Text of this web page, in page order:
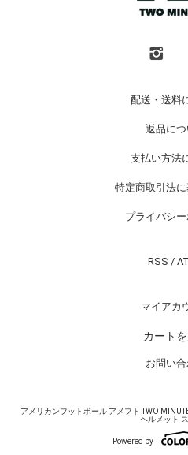
配送・送料
返品につ
支払い方法
特定商取引法
プライバシ
RSS /
マイアカ
カート
お問い
アメリカンフットボール アメフト TWO
ヘルメット
Powered by